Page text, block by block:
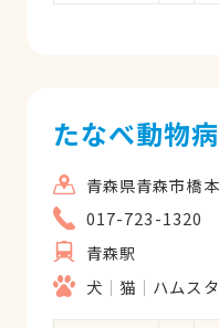
たなべ動物
青森県青森市橋
017-723-1320
青森駅
犬
猫 ハムス